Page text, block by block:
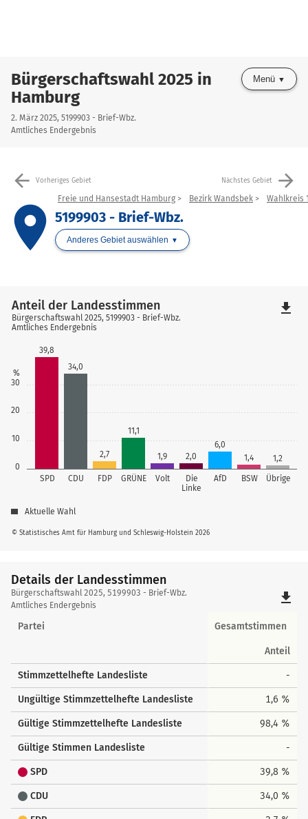
Bürgerschaftswahl 2025 in
Hamburg
2. März 2025, 5199903 - Brief-Wbz.
Amtliches Endergebnis
Menü
arrow_back Vorheriges Gebiet Nächstes Gebiet arrow_forward
place
Freie und Hansestadt Hamburg Bezirk Wandsbek Wahlkreis
5199903 - Brief-Wbz.
Anderes Gebiet auswählen
0
10
20
30
%
SPD CDU FDP GRÜNE Volt
Die
Linke
AfD BSW Übrige
39,8
34,0
2,7
11,1
1,9 2,0
6,0
1,4
1,2
© Statistisches Amt für Hamburg und Schleswig-Holstein 2026
Anteil der Landesstimmen
Bürgerschaftswahl 2025, 5199903 - Brief-Wbz.
Amtliches Endergebnis
Aktuelle Wahl
file_download
Details der Landesstimmen
Details
der
Landesstimmen
Bürgerschaftswahl 2025, 5199903 - Brief-Wbz.
Amtliches Endergebnis
file_download
Partei Gesamtstimmen
Anteil
Stimmzettelhefte Landesliste -
Ungültige Stimmzettelhefte Landesliste 1,6 %
Gültige Stimmzettelhefte Landesliste 98,4 %
Gültige Stimmen Landesliste -
SPD 39,8 %
CDU 34,0 %